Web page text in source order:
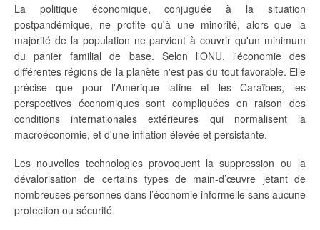
La politique économique, conjuguée à la situation
postpandémique, ne profite qu'à une minorité, alors que la
majorité de la population ne parvient à couvrir qu'un minimum
du panier familial de base. Selon l'ONU, l'économie des
différentes régions de la planète n'est pas du tout favorable. Elle
précise que pour l'Amérique latine et les Caraïbes, les
perspectives économiques sont compliquées en raison des
conditions internationales extérieures qui normalisent la
macroéconomie, et d'une inflation élevée et persistante.
Les nouvelles technologies provoquent la suppression ou la
dévalorisation de certains types de main-d’œuvre jetant de
nombreuses personnes dans l’économie informelle sans aucune
protection ou sécurité.